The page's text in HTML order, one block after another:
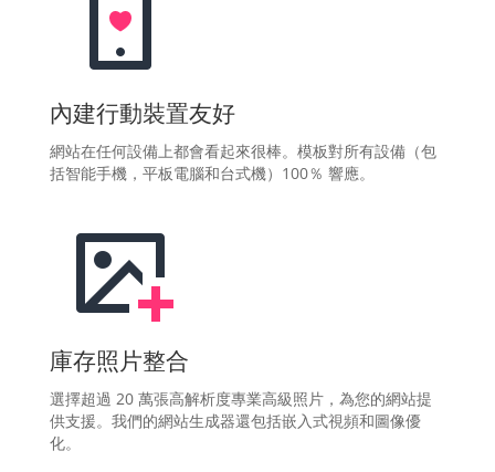
內建行動裝置友好
網站在任何設備上都會看起來很棒。模板對所有設備（包
括智能手機，平板電腦和台式機）100％ 響應。
庫存照片整合
選擇超過 20 萬張高解析度專業高級照片，為您的網站提
供支援。我們的網站生成器還包括嵌入式視頻和圖像優
化。